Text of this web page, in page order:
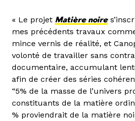
« Le projet Matière noire
mes précédents travaux
mince vernis de réalité, et
volonté de travailler sans
documentaire, accumulant
afin de créer des séries
“5% de la masse de l’univers
constituants de la matière
% proviendrait de la matière